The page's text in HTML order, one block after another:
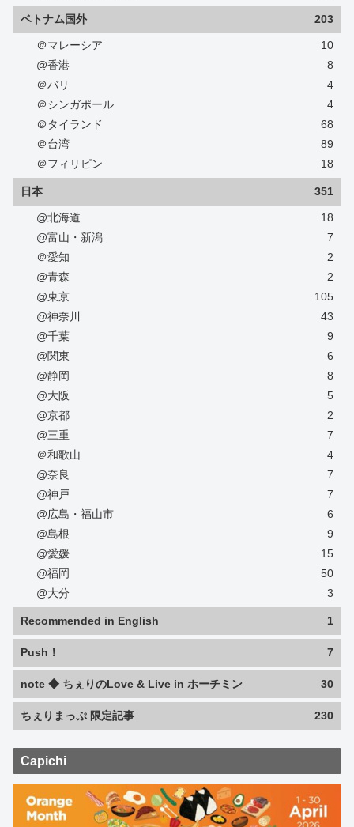
ベトナム国外 203
＠マレーシア
10
@香港
8
＠バリ
4
＠シンガポール
4
＠タイランド
68
＠台湾
89
＠フィリピン
18
日本 351
@北海道
18
@富山・新潟
7
＠愛知
2
@青森
2
@東京
105
@神奈川
43
@千葉
9
@関東
6
@静岡
8
@大阪
5
@京都
2
@三重
7
＠和歌山
4
@奈良
7
@神戸
7
@広島・福山市
6
@島根
9
@愛媛
15
@福岡
50
@大分
3
Recommended in English 1
Push！ 7
note ◆ ちぇりのLove & Live in ホーチミン 30
ちぇりまっぷ 限定記事 230
Capichi